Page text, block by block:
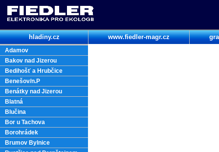
hladiny.cz www.fiedler-magr.cz
Adamov
Bakov nad Jizerou
Bedihošť a Hrubčice
Benešov/n.P
Benátky nad Jizerou
Blatná
Blučina
Bor u Tachova
Borohrádek
Brumov Bylnice